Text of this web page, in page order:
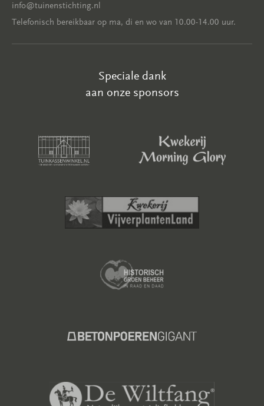
info@tuinenstichting.nl
Telefonisch bereikbaar op ma, di en wo van 10.00-14.00 uur.
Speciale dank
aan onze sponsors